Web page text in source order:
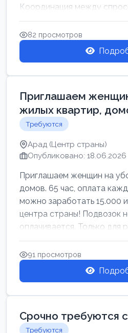
Координация между
для обеспечения своевр...
82 просмотров
Приглашаем
жилых квартир,
Требуются
Арад (Центр страны)
Опубликовано: 18.06.2026
Приглашаем женщин на
домов. 65 час, оплата
можно заработать 15.000
центра страны! Подвозок
оплачивается. Только для
91 просмотров
Срочно требуются
Требуются